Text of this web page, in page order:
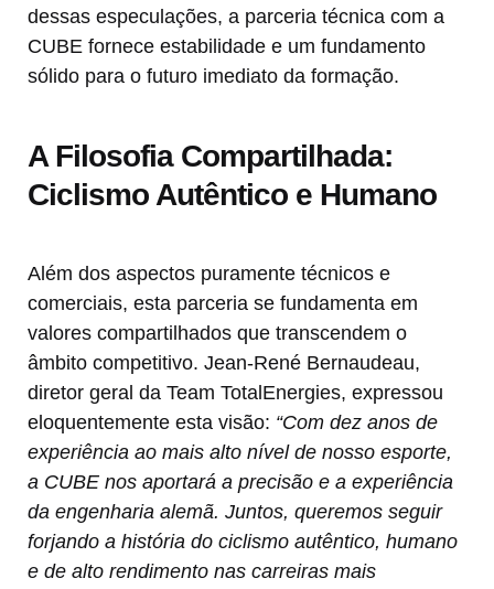
dessas especulações, a parceria técnica com a
CUBE fornece estabilidade e um fundamento
sólido para o futuro imediato da formação.
A Filosofia Compartilhada:
Ciclismo Autêntico e Humano
Além dos aspectos puramente técnicos e
comerciais, esta parceria se fundamenta em
valores compartilhados que transcendem o
âmbito competitivo. Jean-René Bernaudeau,
diretor geral da Team TotalEnergies, expressou
eloquentemente esta visão: “Com dez anos de
experiência ao mais alto nível de nosso esporte,
a CUBE nos aportará a precisão e a experiência
da engenharia alemã. Juntos, queremos seguir
forjando a história do ciclismo autêntico, humano
e de alto rendimento nas carreiras mais